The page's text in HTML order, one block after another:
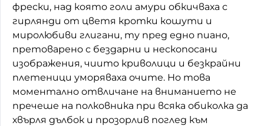
фрески, над която голи амури обкичваха с
гирлянди от цветя кротки кошути и
миролюбиви глигани, ту пред едно пиано,
претоварено с бездарни и нескопосани
изображения, чиито криволици и безкрайни
плетеници уморяваха очите. Но това
моментално отвличане на вниманието не
пречеше на полковника при всяка обиколка да
хвърля дълбок и прозорлив поглед към